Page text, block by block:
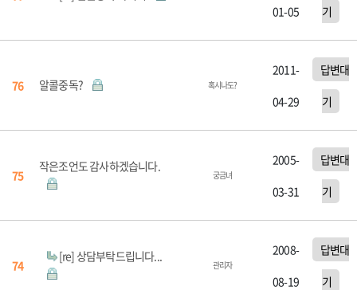
01-05
기
76 알콜중독? 혹시나도?
2011-
04-29
답변대
기
75
작은조언도 감사하겠습니다.
궁금녀
2005-
03-31
답변대
기
74
[re] 상담부탁드립니다...
관리자
2008-
08-19
답변대
기